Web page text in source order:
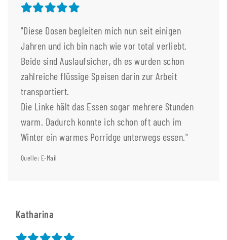
"Diese Dosen begleiten mich nun seit einigen
Jahren und ich bin nach wie vor total verliebt.
Beide sind Auslaufsicher, dh es wurden schon
zahlreiche flüssige Speisen darin zur Arbeit
transportiert.
Die Linke hält das Essen sogar mehrere Stunden
warm. Dadurch konnte ich schon oft auch im
Winter ein warmes Porridge unterwegs essen."
Quelle: E-Mail
Katharina